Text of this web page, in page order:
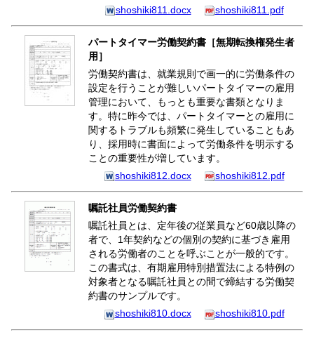
shoshiki811.docx
shoshiki811.pdf
パートタイマー労働契約書［無期転換権発生者
用］
労働契約書は、就業規則で画一的に労働条件の
設定を行うことが難しいパートタイマーの雇用
管理において、もっとも重要な書類となりま
す。特に昨今では、パートタイマーとの雇用に
関するトラブルも頻繁に発生していることもあ
り、採用時に書面によって労働条件を明示する
ことの重要性が増しています。
shoshiki812.docx
shoshiki812.pdf
嘱託社員労働契約書
嘱託社員とは、定年後の従業員など60歳以降の
者で、1年契約などの個別の契約に基づき雇用
される労働者のことを呼ぶことが一般的です。
この書式は、有期雇用特別措置法による特例の
対象者となる嘱託社員との間で締結する労働契
約書のサンプルです。
shoshiki810.docx
shoshiki810.pdf